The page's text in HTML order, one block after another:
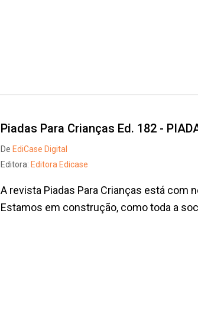
Piadas Para Crianças Ed. 182 -
De EdiCase Digital
Editora: Editora Edicase
A revista Piadas Para Crianças está com
Estamos em construção, como toda a